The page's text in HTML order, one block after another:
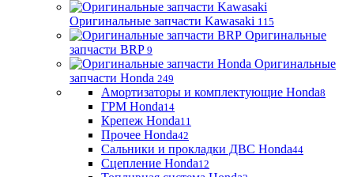
Оригинальные запчасти Kawasaki 115
Оригинальные
запчасти BRP 9
Оригинальные
запчасти Honda 249
Амортизаторы и комплектующие Honda8
ГРМ Honda14
Крепеж Honda11
Прочее Honda42
Сальники и прокладки ДВС Honda44
Сцепление Honda12